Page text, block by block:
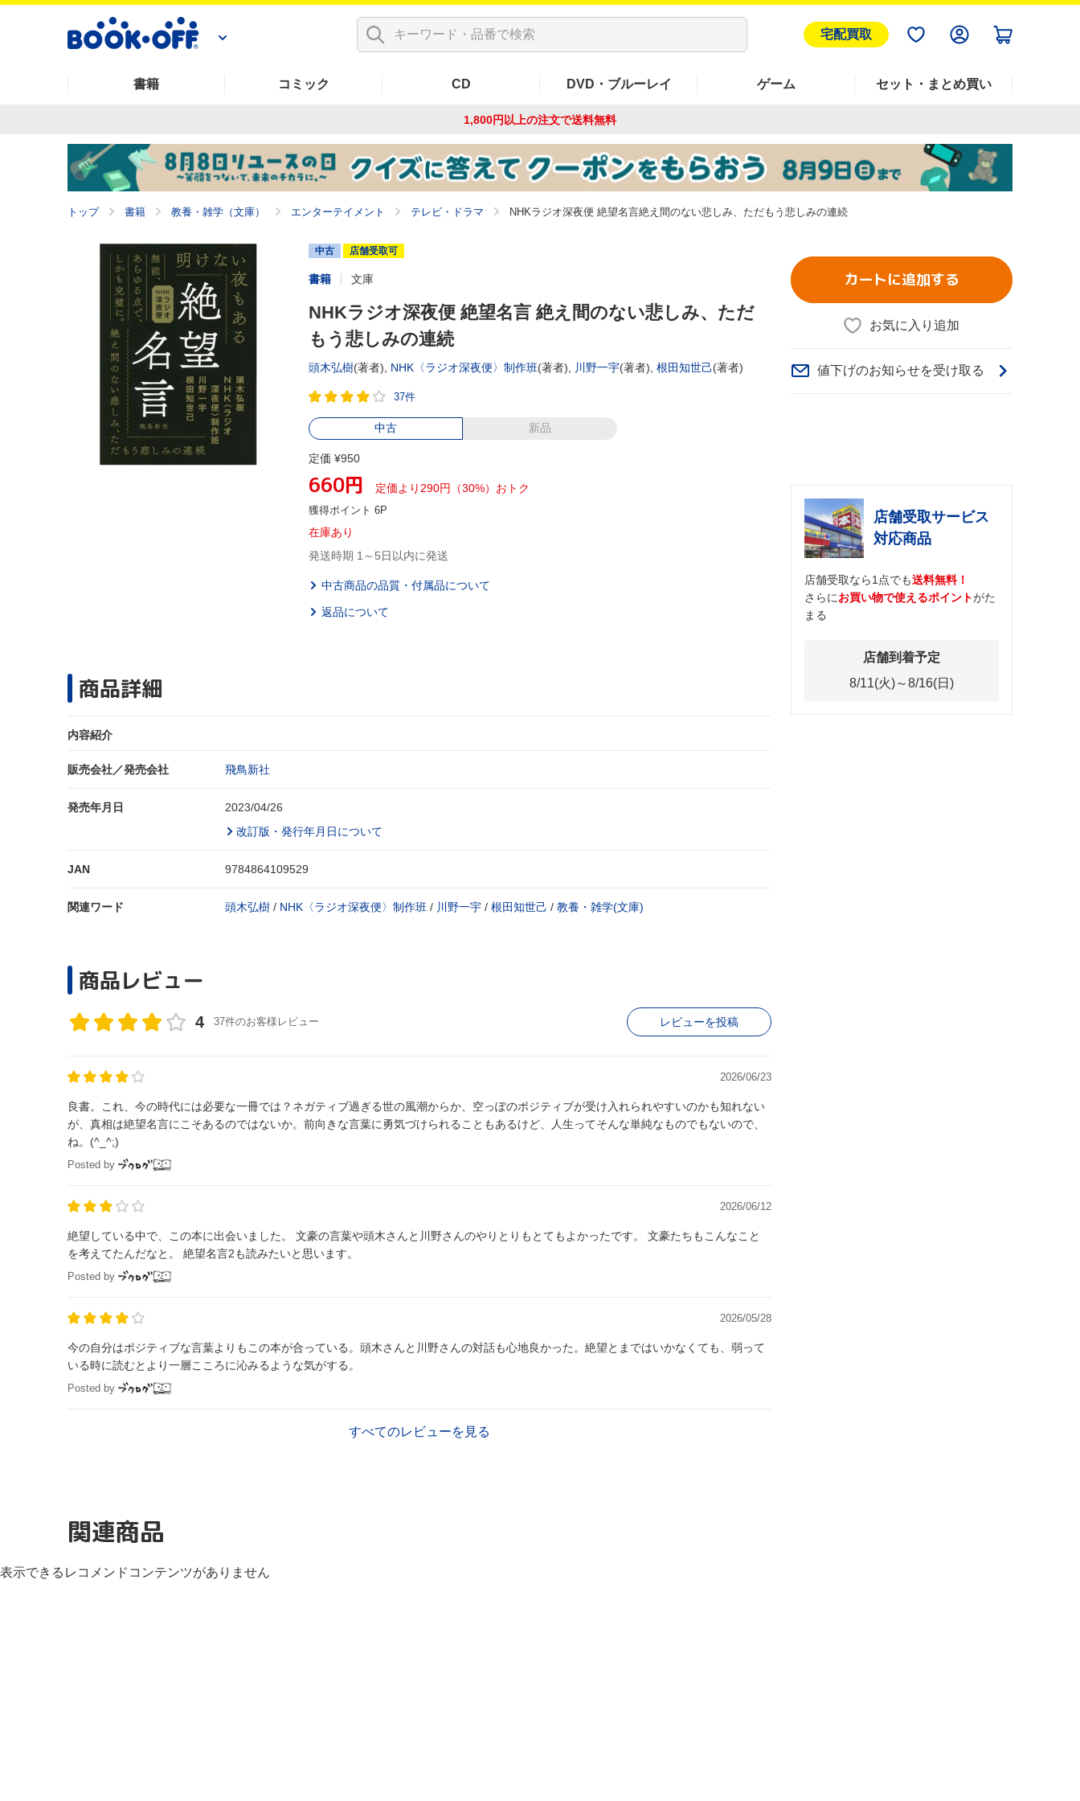
宅配買取
書籍 コミック CD DVD・ブルーレイ ゲーム セット・まとめ買い
1,800円以上の注文で送料無料
トップ 書籍 教養・雑学（文庫） エンターテイメント テレビ・ドラマ NHKラジオ深夜便 絶望名言絶え間のない悲しみ、ただもう悲しみの連続
中古 店舗受取可
書籍 文庫
NHKラジオ深夜便 絶望名言 絶え間のない悲しみ、ただ
もう悲しみの連続
頭木弘樹(著者), NHK〈ラジオ深夜便〉制作班(著者), 川野一宇(著者), 根田知世己(著者)
37件
中古 新品
定価 ¥950
660円 定価より290円（30%）おトク
獲得ポイント 6P
在庫あり
発送時期 1～5日以内に発送
中古商品の品質・付属品について
返品について
商品詳細
内容紹介
販売会社／発売会社 飛鳥新社
発売年月日
2023/04/26
改訂版・発行年月日について
JAN 9784864109529
関連ワード 頭木弘樹 / NHK〈ラジオ深夜便〉制作班 / 川野一宇 / 根田知世己 / 教養・雑学(文庫)
カートに追加する
お気に入り追加
値下げのお知らせを受け取る
店舗受取サービス
対応商品
店舗受取なら1点でも送料無料！
さらにお買い物で使えるポイントがた
まる
店舗到着予定
8/11(火)～8/16(日)
商品レビュー
4 37件のお客様レビュー レビューを投稿
2026/06/23
良書。これ、今の時代には必要な一冊では？ネガティブ過ぎる世の風潮からか、空っぽのポジティブが受け入れられやすいのかも知れない
が、真相は絶望名言にこそあるのではないか。前向きな言葉に勇気づけられることもあるけど、人生ってそんな単純なものでもないので、
ね。(^_^;)
Posted by
2026/06/12
絶望している中で、この本に出会いました。 文豪の言葉や頭木さんと川野さんのやりとりもとてもよかったです。 文豪たちもこんなこと
を考えてたんだなと。 絶望名言2も読みたいと思います。
Posted by
2026/05/28
今の自分はポジティブな言葉よりもこの本が合っている。頭木さんと川野さんの対話も心地良かった。絶望とまではいかなくても、弱って
いる時に読むとより一層こころに沁みるような気がする。
Posted by
すべてのレビューを見る
関連商品
表示できるレコメンドコンテンツがありません